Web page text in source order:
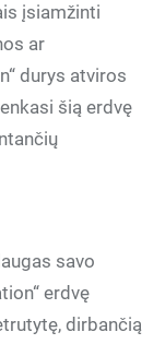
įsiamžinti
ar
durys atviros
šią erdvę
savo
erdvę
dirbančią